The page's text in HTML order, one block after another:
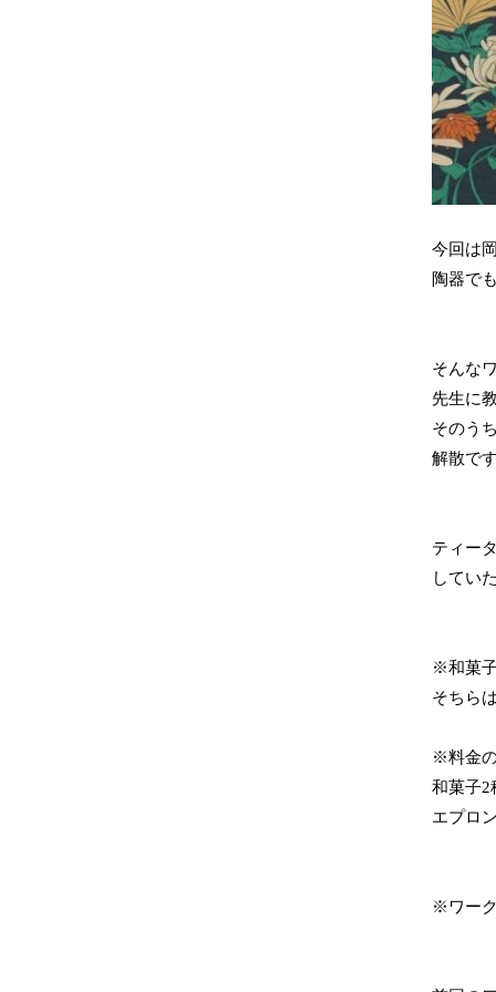
今回は
陶器で
そんな
先生に
そのう
解散で
ティー
してい
※和菓
そちら
※料金
和菓子2
エプロ
※ワー